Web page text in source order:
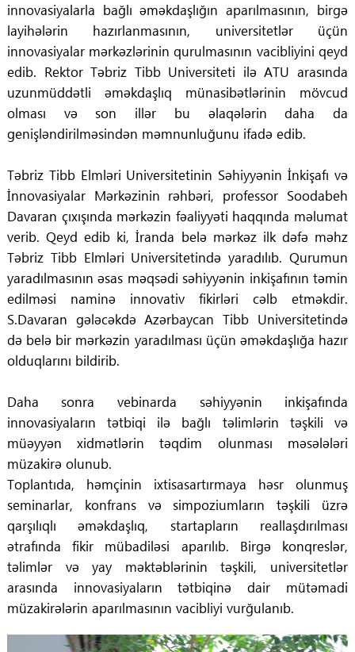
innovasiyalarla bağlı əməkdaşlığın aparılmasının, birgə
layihələrin hazırlanmasının, universitetlər üçün
innovasiyalar mərkəzlərinin qurulmasının vacibliyini qeyd
edib. Rektor Təbriz Tibb Universiteti ilə ATU arasında
uzunmüddətli əməkdaşlıq münasibətlərinin mövcud
olması və son illər bu əlaqələrin daha da
genişləndirilməsindən məmnunluğunu ifadə edib.
Təbriz Tibb Elmləri Universitetinin Səhiyyənin İnkişafı və
İnnovasiyalar Mərkəzinin rəhbəri, professor Soodabeh
Davaran çıxışında mərkəzin fəaliyyəti haqqında məlumat
verib. Qeyd edib ki, İranda belə mərkəz ilk dəfə məhz
Təbriz Tibb Elmləri Universitetində yaradılıb. Qurumun
yaradılmasının əsas məqsədi səhiyyənin inkişafının təmin
edilməsi naminə innovativ fikirləri cəlb etməkdir.
S.Davaran gələcəkdə Azərbaycan Tibb Universitetində
də belə bir mərkəzin yaradılması üçün əməkdaşlığa hazır
olduqlarını bildirib.
Daha sonra vebinarda səhiyyənin inkişafında
innovasiyaların tətbiqi ilə bağlı təlimlərin təşkili və
müəyyən xidmətlərin təqdim olunması məsələləri
müzakirə olunub.
Toplantıda, həmçinin ixtisasartırmaya həsr olunmuş
seminarlar, konfrans və simpoziumların təşkili üzrə
qarşılıqlı əməkdaşlıq, startapların reallaşdırılması
ətrafında fikir mübadiləsi aparılıb. Birgə konqreslər,
təlimlər və yay məktəblərinin təşkili, universitetlər
arasında innovasiyaların tətbiqinə dair mütəmadi
müzakirələrin aparılmasının vacibliyi vurğulanıb.